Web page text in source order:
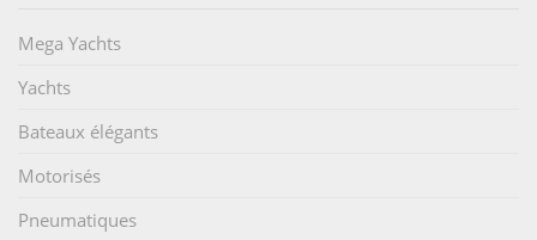
Mega Yachts
Yachts
Bateaux élégants
Motorisés
Pneumatiques